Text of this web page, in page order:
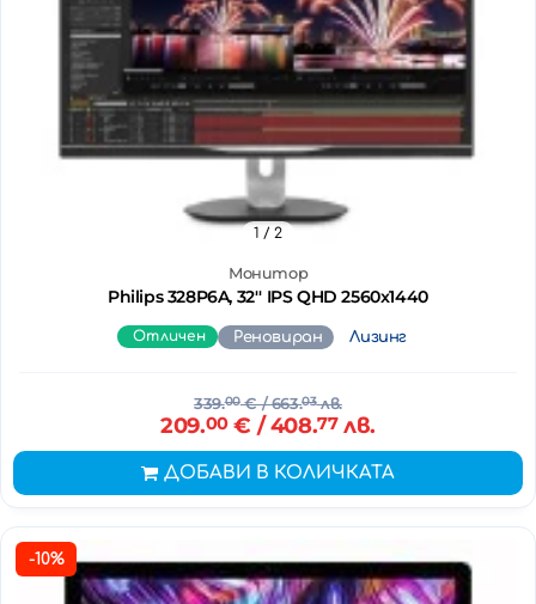
Монитор
Philips 328P6A, 32'' IPS QHD 2560x1440
1 / 2
Отличен Реновиран Лизинг
339.00€/ 663.03лв.
209.00€ / 408.77лв.
ДОБАВИ В КОЛИЧКАТА
-10%